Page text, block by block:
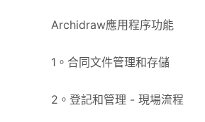
Archidraw應用程序功能
1。合同文件管理和存儲
2。登記和管理 - 現場流程